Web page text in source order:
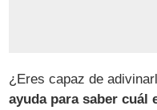
¿Eres capaz de
ayuda para saber cuál